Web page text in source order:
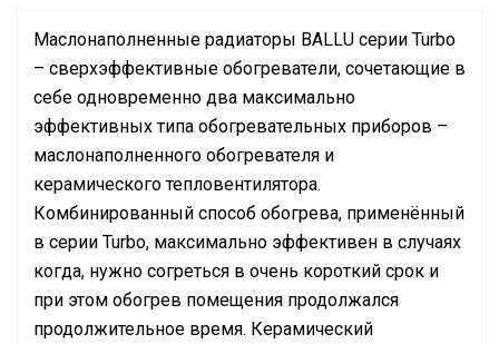
Маслонаполненные радиаторы BALLU серии Turbo
– сверхэффективные обогреватели, сочетающие в
себе одновременно два максимально
эффективных типа обогревательных приборов –
маслонаполненного обогревателя и
керамического тепловентилятора.
Комбинированный способ обогрева, применённый
в серии Turbo, максимально эффективен в случаях
когда, нужно согреться в очень короткий срок и
при этом обогрев помещения продолжался
продолжительное время. Керамический